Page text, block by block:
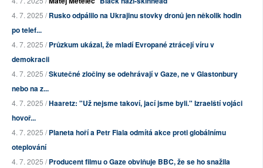
4. 7. 2025 /Rusko odpálilo na Ukrajinu stovky dronů jen několik hodin
po telef...
4. 7. 2025 /Průzkum ukázal, že mladí Evropané ztrácejí víru v
demokracii
4. 7. 2025 /Skutečné zločiny se odehrávají v Gaze, ne v Glastonbury
nebo na z...
4. 7. 2025 /Haaretz: "Už nejsme takoví, jací jsme byli." Izraelští vojáci
hovoř...
4. 7. 2025 /Planeta hoří a Petr Fiala odmítá akce proti globálnímu
oteplování
4. 7. 2025 /Producent filmu o Gaze obviňuje BBC, že se ho snažila